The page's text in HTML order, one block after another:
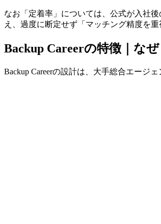
なお「定着率」については、公式が入社
え、過度に断定せず「マッチング精度を
Backup Careerの特徴｜な
Backup Careerの設計は、大手総合エージ